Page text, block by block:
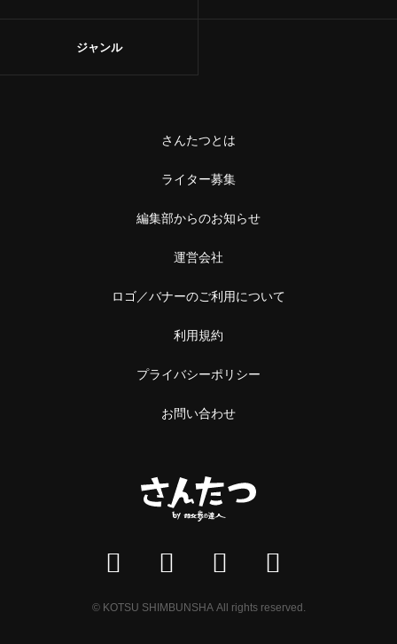
ジャンル
さんたつとは
ライター募集
編集部からのお知らせ
運営会社
ロゴ／バナーのご利用について
利用規約
プライバシーポリシー
お問い合わせ
© KOTSU SHIMBUNSHA All rights reserved.